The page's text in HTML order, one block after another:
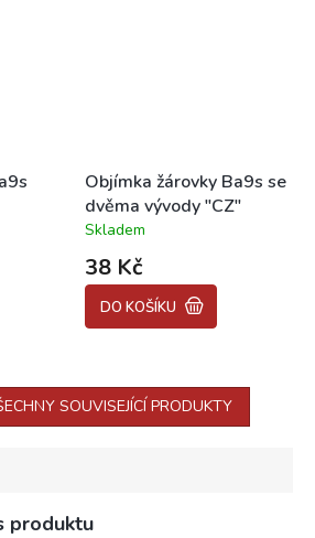
Objímka žárovky Ba9s se
dvěma vývody "CZ"
Průměrné
hodnocení
produktu
je
5,0
Skladem
38 Kč
DO KOŠÍKU
SOUVISEJÍCÍ PRODUKTY
produktu